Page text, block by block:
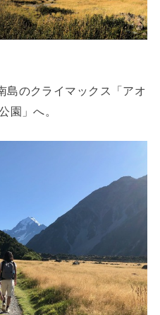
島のクライマックス「アオ
園」へ。